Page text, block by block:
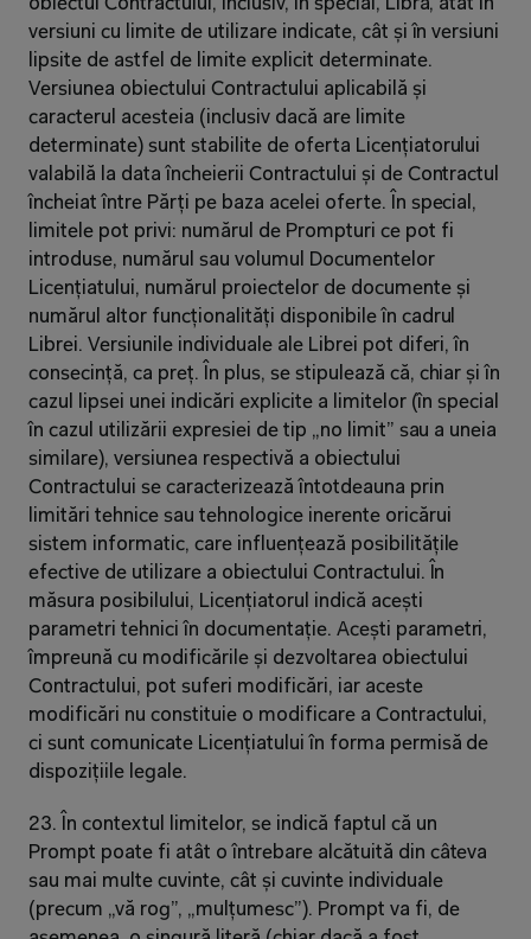
obiectul Contractului, inclusiv, în special, Libra, atât în
versiuni cu limite de utilizare indicate, cât și în versiuni
lipsite de astfel de limite explicit determinate.
Versiunea obiectului Contractului aplicabilă și
caracterul acesteia (inclusiv dacă are limite
determinate) sunt stabilite de oferta Licențiatorului
valabilă la data încheierii Contractului și de Contractul
încheiat între Părți pe baza acelei oferte. În special,
limitele pot privi: numărul de Prompturi ce pot fi
introduse, numărul sau volumul Documentelor
Licențiatului, numărul proiectelor de documente și
numărul altor funcționalități disponibile în cadrul
Librei. Versiunile individuale ale Librei pot diferi, în
consecință, ca preț. În plus, se stipulează că, chiar și în
cazul lipsei unei indicări explicite a limitelor (în special
în cazul utilizării expresiei de tip „no limit” sau a uneia
similare), versiunea respectivă a obiectului
Contractului se caracterizează întotdeauna prin
limitări tehnice sau tehnologice inerente oricărui
sistem informatic, care influențează posibilitățile
efective de utilizare a obiectului Contractului. În
măsura posibilului, Licențiatorul indică acești
parametri tehnici în documentație. Acești parametri,
împreună cu modificările și dezvoltarea obiectului
Contractului, pot suferi modificări, iar aceste
modificări nu constituie o modificare a Contractului,
ci sunt comunicate Licențiatului în forma permisă de
dispozițiile legale.
23. În contextul limitelor, se indică faptul că un
Prompt poate fi atât o întrebare alcătuită din câteva
sau mai multe cuvinte, cât și cuvinte individuale
(precum „vă rog”, „mulțumesc”). Prompt va fi, de